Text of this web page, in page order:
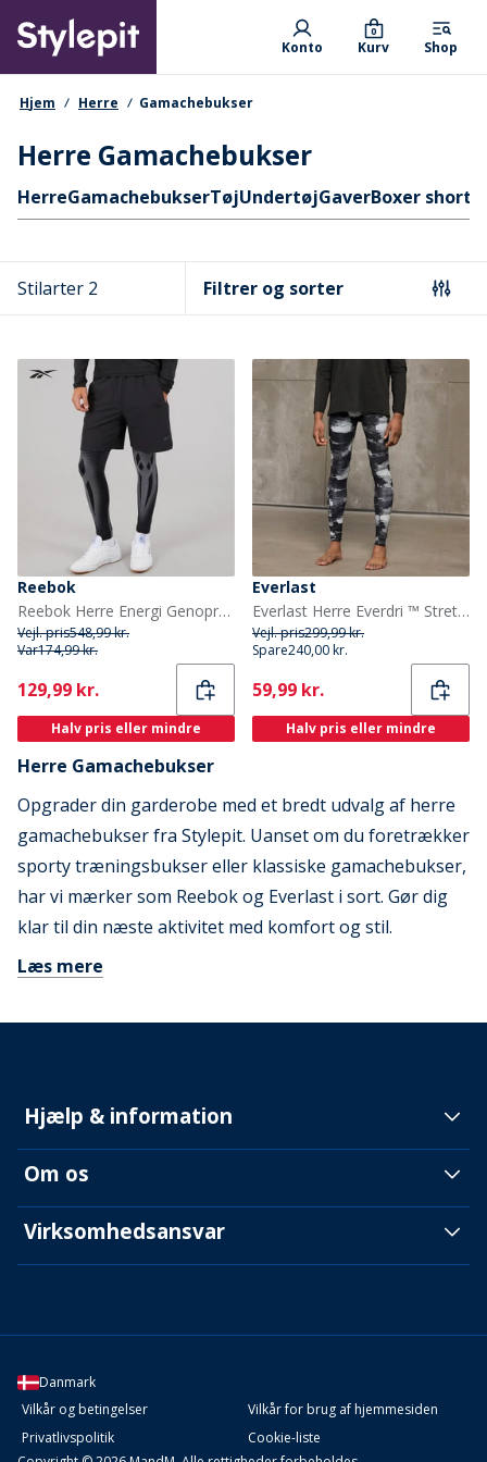
main
content
Primary departments
Konto Kurv
0
Shop
navigationssti
Hjem Herre Gamachebukser
Herre Gamachebukser
Hurtige links
HerreGamachebukserTøjUndertøjGaverBoxer shorts
Stilarter 2 Filtrer og sorter
Reebok
Reebok Herre Energi Genopretnings System Ydeevne Tights Sort/Grå
Vejl. pris548,99 kr.
Var174,99 kr.
Current
129,99 kr.
Halv pris eller mindre
Everlast
Everlast Herre Everdri ™ Stretch Leggings Black Beauty
Vejl. pris299,99 kr.
Spare240,00 kr.
Current
59,99 kr.
Halv pris eller mindre
Herre Gamachebukser
Opgrader din garderobe med et bredt udvalg af herre
gamachebukser fra Stylepit. Uanset om du foretrækker
sporty træningsbukser eller klassiske gamachebukser,
har vi mærker som Reebok og Everlast i sort. Gør dig
klar til din næste aktivitet med komfort og stil.
Læs mere
Hjælp & information
Om os
Virksomhedsansvar
Danmark
Vilkår og betingelser
Vilkår for brug af hjemmesiden
Privatlivspolitik
Cookie-liste